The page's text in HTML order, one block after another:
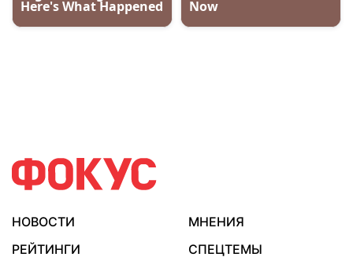
НОВОСТИ
МНЕНИЯ
РЕЙТИНГИ
СПЕЦТЕМЫ